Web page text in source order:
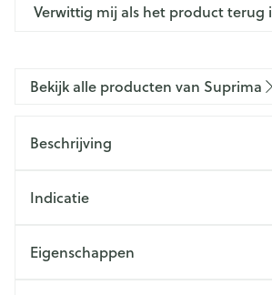
Verwittig mij als het product terug
Bekijk alle producten van Suprima
Beschrijving
Indicatie
Eigenschappen